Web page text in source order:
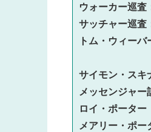
ウォーカー巡査
サッチャー巡
トム・ウィーバ
エドワー
サイモン・スキ
メッセンジャ
ロイ・ポーター
メアリー・ポ